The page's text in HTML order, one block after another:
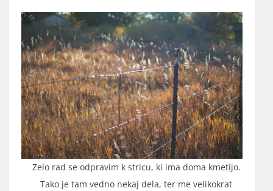
Zelo rad se odpravim k stricu, ki ima doma kmetijo.
Tako je tam vedno nekaj dela, ter me velikokrat